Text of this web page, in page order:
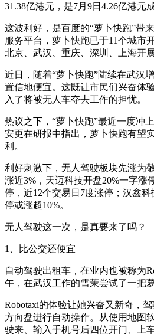
31.38亿港元，是7月9日4.26亿港元
这波利好，是百度的“萝卜快跑”带
服务平台，萝卜快跑已于11个城市
北京、武汉、重庆、深圳、上海开
近日，随着“萝卜快跑”陆续在武汉
置信地便宜。这既让市民们兴奋体
入了将被无人车夺去工作的担忧。
热议之下，“萝卜快跑”最近一度冲
安更在研报中指出，萝卜快跑有望
利。
利好刺激下，无人驾驶板块先涨为
涨近3%，天迈科技开盘20%一字涨
停，近12个交易日7度涨停；汉鑫
停或涨超10%。
无人驾驶这一次，是真要来了吗？
1、比公交还便宜
自动驾驶出租车，在业内也被称为
午，在武汉工作的雪茉尝试了一把
Robotaxi的体验让她兴奋又新奇，
方向盘进行自动操作。从使用地图
驶来、输入手机号后四位开门、上